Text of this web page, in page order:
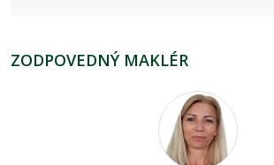
ZODPOVEDNÝ MAKLÉR